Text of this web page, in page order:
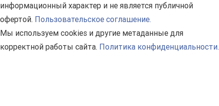
информационный характер и не является публичной
офертой. Пользовательское соглашение.
Мы используем cookies и другие метаданные для
корректной работы сайта. Политика конфиденциальности.